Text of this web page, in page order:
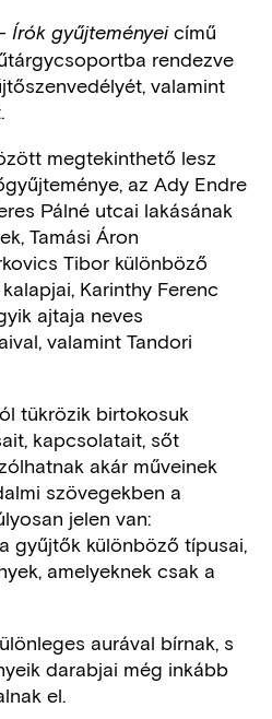
Írók gyűjteményeicímű
rendezve
valamint
megtekinthető lesz
az Ady Endre
Pálné utcai lakásának
Tamási Áron
Tibor különböző
Karinthy Ferenc
ajtaja neves
valamint Tandori
tükrözik birtokosuk
kapcsolatait, sőt
akár műveinek
szövegekben a
jelen van:
gyűjtők különböző típusai,
amelyeknek csak a
aurával bírnak, s
darabjai még inkább
el.